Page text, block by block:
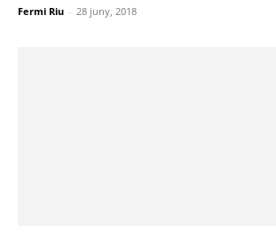
Fermi Riu - 28 juny, 2018